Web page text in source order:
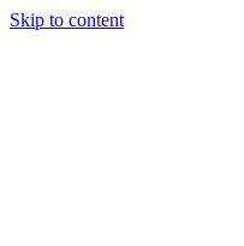
Skip to content